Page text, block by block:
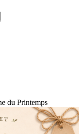
du Printemps